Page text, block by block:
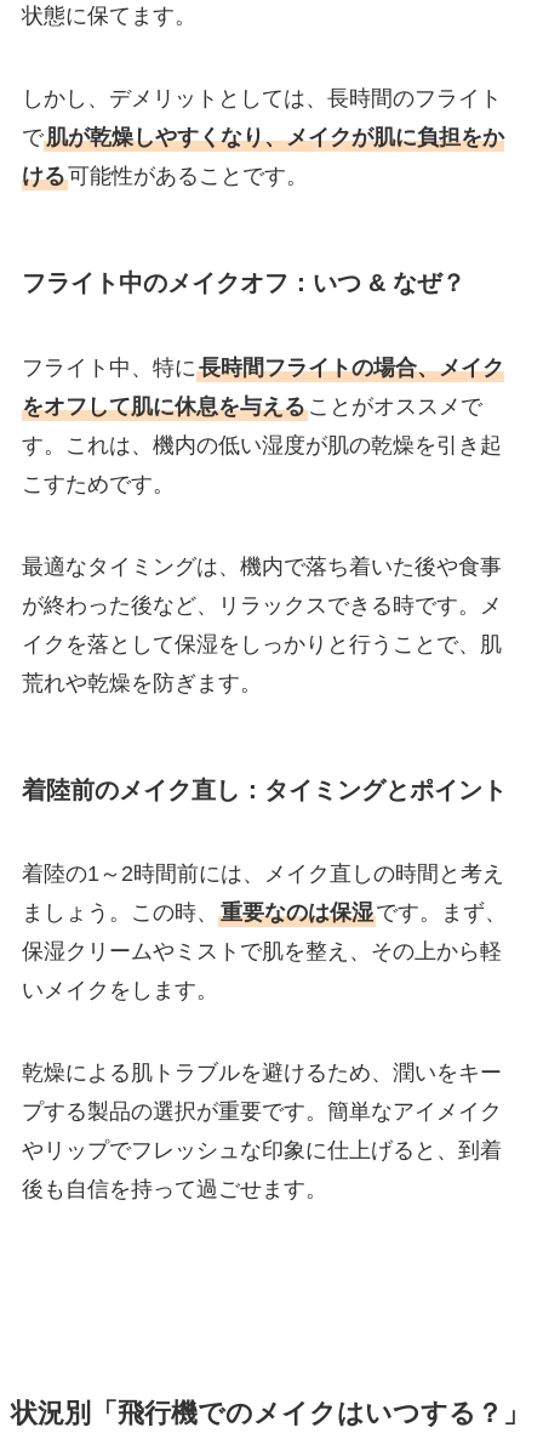
状態に保てます。
しかし、デメリットとしては、長時間のフライト
で肌が乾燥しやすくなり、メイクが肌に負担をか
ける可能性があることです。
フライト中のメイクオフ：いつ & なぜ？
フライト中、特に長時間フライトの場合、メイク
をオフして肌に休息を与えることがオススメで
す。これは、機内の低い湿度が肌の乾燥を引き起
こすためです。
最適なタイミングは、機内で落ち着いた後や食事
が終わった後など、リラックスできる時です。メ
イクを落として保湿をしっかりと行うことで、肌
荒れや乾燥を防ぎます。
着陸前のメイク直し：タイミングとポイント
着陸の1～2時間前には、メイク直しの時間と考え
ましょう。この時、 重要なのは保湿です。まず、
保湿クリームやミストで肌を整え、その上から軽
いメイクをします。
乾燥による肌トラブルを避けるため、潤いをキー
プする製品の選択が重要です。簡単なアイメイク
やリップでフレッシュな印象に仕上げると、到着
後も自信を持って過ごせます。
状況別「飛行機でのメイクはいつする？」